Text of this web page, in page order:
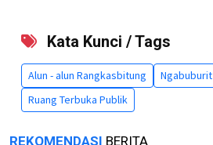
Kata Kunci / Tags
Alun - alun Rangkasbitung Ngabuburit
Ruang Terbuka Publik
REKOMENDASI BERITA